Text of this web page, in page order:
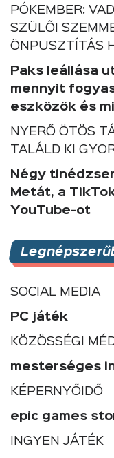
PÓKEMBER:
SZÜLŐI
ÖNPUSZTÍTÁS
Paks leállása
mennyit
eszközök és
NYERŐ ÖTÖS
TALÁLD KI
Négy
Metát, a
YouTube-ot
SOCIAL MEDIA
PC játék
KÖZÖSSÉGI
mesterséges
KÉPERNYŐIDŐ
epic games
INGYEN JÁTÉK